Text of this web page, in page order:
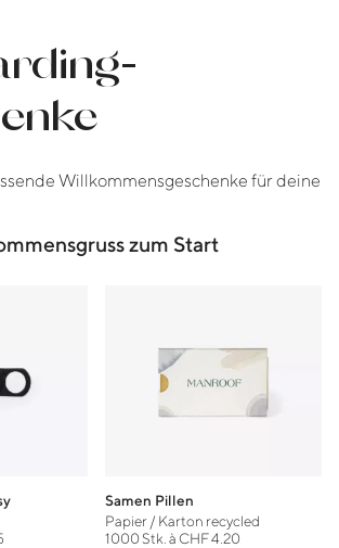
Willkommensgeschenke für deine
zum Start
Samen Pillen
Papier / Karton recycled
1000 Stk. à CHF 4.20